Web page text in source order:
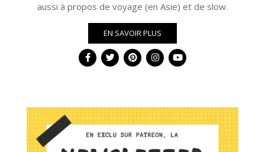
aussi à propos de voyage (en Asie) et de slow.
EN SAVOIR PLUS